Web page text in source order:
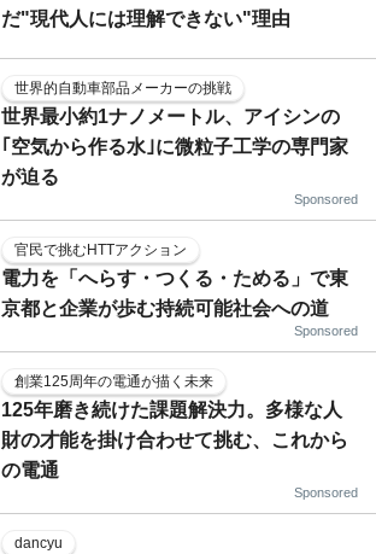
だ"現代人には理解できない"理由
世界的自動車部品メーカーの挑戦
世界最小約1ナノメートル、アイシンの
｢空気から作る水｣に微粒子工学の専門家
が迫る
Sponsored
官民で挑むHTTアクション
電力を「へらす・つくる・ためる」で東
京都と企業が歩む持続可能社会への道
Sponsored
創業125周年の電通が描く未来
125年磨き続けた課題解決力。多様な人
財の才能を掛け合わせて挑む、これから
の電通
Sponsored
dancyu